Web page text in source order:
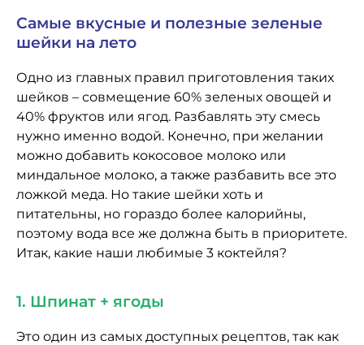
Самые вкусные и полезные зеленые
шейки на лето
Одно из главных правил приготовления таких
шейков – совмещение 60% зеленых овощей и
40% фруктов или ягод. Разбавлять эту смесь
нужно именно водой. Конечно, при желании
можно добавить кокосовое молоко или
миндальное молоко, а также разбавить все это
ложкой меда. Но такие шейки хоть и
питательны, но гораздо более калорийны,
поэтому вода все же должна быть в приоритете.
Итак, какие наши любимые 3 коктейля?
1. Шпинат + ягоды
Это один из самых доступных рецептов, так как